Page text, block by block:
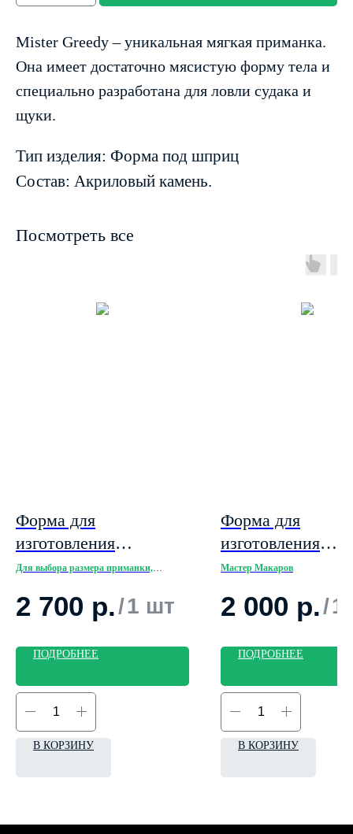
Mister Greedy – уникальная мягкая приманка.
Она имеет достаточно мясистую форму тела и
специально разработана для ловли судака и
щуки.
Тип изделия: Форма под шприц
Состав: Акриловый камень.
Посмотреть все
Форма для
изготовления
приманки Lucky John
Для выбора размера приманки,
2 700 р./1 шт
ПОДРОБНЕЕ
В КОРЗИНУ
Форма для
изготовления
приманки,
"Diactopus" тело
общее тело с
28 мм
Мастер Макаров
2 000 р./1
ПОДРОБНЕЕ
В КОРЗИНУ